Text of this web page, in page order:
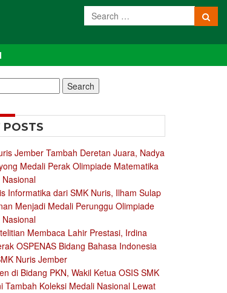
POSTS
Jember Tambah Deretan Juara, Nadya
Medali Perak Olimpiade Matematika
Informatika dari SMK Nuris, Ilham Sulap
Menjadi Medali Perunggu Olimpiade
Membaca Lahir Prestasi, Irdina
OSPENAS Bidang Bahasa Indonesia
Nuris Jember
di Bidang PKN, Wakil Ketua OSIS SMK
Tambah Koleksi Medali Nasional Lewat